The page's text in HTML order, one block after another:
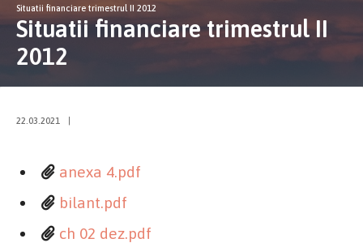
Situatii financiare trimestrul II 2012
Situatii financiare trimestrul II
2012
22.03.2021
anexa 4.pdf
bilant.pdf
ch 02 dez.pdf